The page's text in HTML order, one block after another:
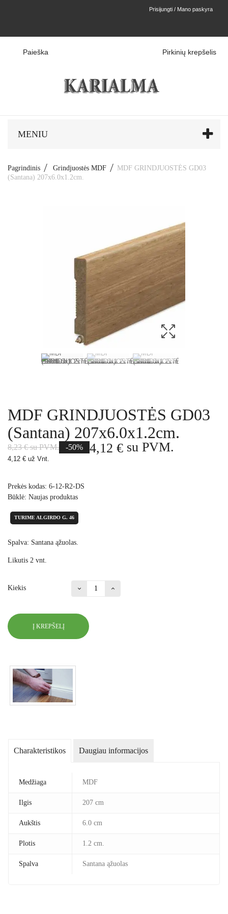
Prisijungti / Mano paskyra
Paieška Pirkinių krepšelis
MENIU
Pagrindinis Grindjuostės MDF
MDF GRINDJUOSTĖS GD03
(Santana) 207x6.0x1.2cm.
MDF GRINDJUOSTĖS GD03
(Santana) 207x6.0x1.2cm.
8,23 € su PVM. -50% 4,12 € su PVM.
4,12 € už Vnt.
Prekės kodas: 6-12-R2-DS
Būklė: Naujas produktas
TURIME ALGIRDO G. 46
Spalva: Santana ąžuolas.
Likutis 2 vnt.
Kiekis
Į KREPŠELĮ
Charakteristikos Daugiau informacijos
Medžiaga MDF
Ilgis 207 cm
Aukštis 6.0 cm
Plotis 1.2 cm.
Spalva Santana ąžuolas